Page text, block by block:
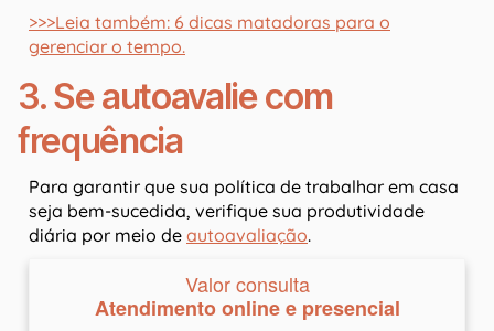
>>>Leia também: 6 dicas matadoras para o
gerenciar o tempo.
3. Se autoavalie com
frequência
Para garantir que sua política de trabalhar em casa
seja bem-sucedida, verifique sua produtividade
diária por meio de autoavaliação.
Valor consulta
Atendimento online e presencial